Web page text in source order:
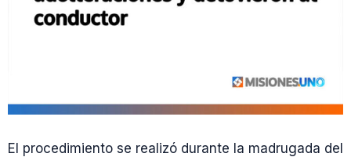
El procedimiento se realizó durante la madrugada del